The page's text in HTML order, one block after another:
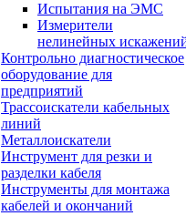
Испытания на ЭМС
Измерители
нелинейных
Контрольно диагностическое
оборудование для
предприятий
Трассоискатели кабельных
линий
Металлоискатели
Инструмент для резки и
разделки кабеля
Инструменты для монтажа
кабелей и окончаний